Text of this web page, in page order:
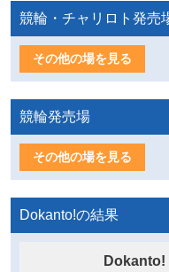
競輪・チャリロト発売
その他の場を見る
競輪発売場
その他の場を見る
Dokanto!の結果